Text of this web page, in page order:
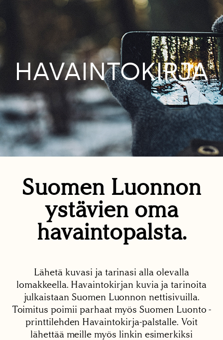
HAVAINTOKIRJA
Suomen Luonnon
ystävien oma
havaintopalsta.
Lähetä kuvasi ja tarinasi alla olevalla
lomakkeella. Havaintokirjan kuvia ja tarinoita
julkaistaan Suomen Luonnon nettisivuilla.
Toimitus poimii parhaat myös Suomen Luonto -
printtilehden Havaintokirja-palstalle. Voit
lähettää meille myös linkin esimerkiksi